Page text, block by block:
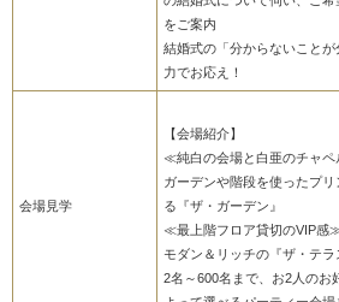
をご案内
結婚式の「分からないこと
力でお応え！
会場見学
【会場紹介】
≪純白の会場と白亜のチャ
ガーデンや階段を使ったプリ
る『ザ・ガーデン』
≪最上階フロア貸切のVIP感
モダン＆リッチの『ザ・テラ
2名～600名まで、お2人のお